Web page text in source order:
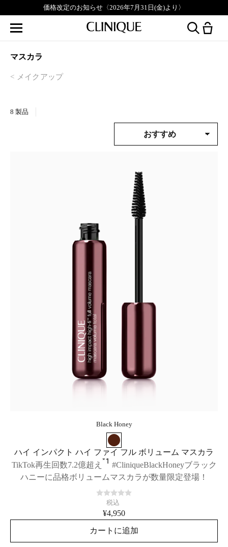
価格改定のお知らせ〈2026年7月31日(金)より〉
マスカラ
メイクアップ
8 製品
Black Honey
ハイ インパクト ハイ ファイ フル ボリューム マスカラ
TikTok再生回数7.2億超え *1 #CliniqueBlackHoneyブラック
ハニーに品格ボリュームマスカラが数量限定登場！
税込
¥4,950
カートに追加